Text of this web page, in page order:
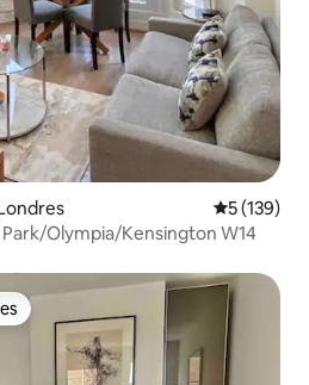
5 de uma
5 (139)
Park/Olympia/Kensington W14
dos hóspedes